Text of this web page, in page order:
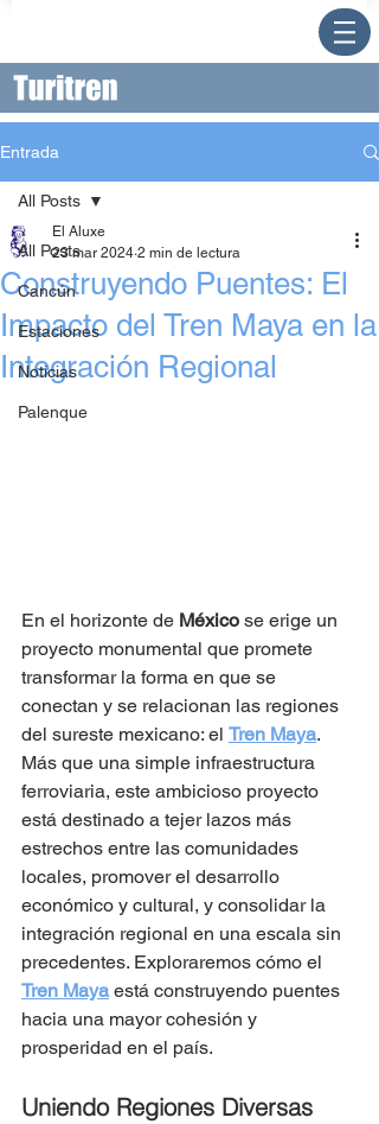
Entrada
All Posts
Cancún
Estaciones
Noticias
Palenque
All Posts
Construyendo Puentes: El
Impacto del Tren Maya en la
Integración Regional
El Aluxe
23 mar 2024 2 min de lectura
En el horizonte de México se erige un
proyecto monumental que promete
transformar la forma en que se
conectan y se relacionan las regiones
del sureste mexicano: el Tren Maya.
Más que una simple infraestructura
ferroviaria, este ambicioso proyecto
está destinado a tejer lazos más
estrechos entre las comunidades
locales, promover el desarrollo
económico y cultural, y consolidar la
integración regional en una escala sin
precedentes. Exploraremos cómo el
Tren Maya está construyendo puentes
hacia una mayor cohesión y
prosperidad en el país.
Uniendo Regiones Diversas